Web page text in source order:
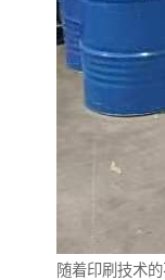
随着印刷技术